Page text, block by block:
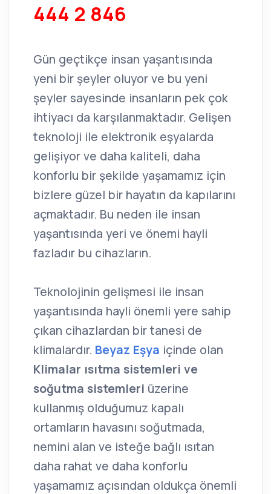
444 2 846
Gün geçtikçe insan yaşantısında
yeni bir şeyler oluyor ve bu yeni
şeyler sayesinde insanların pek çok
ihtiyacı da karşılanmaktadır. Gelişen
teknoloji ile elektronik eşyalarda
gelişiyor ve daha kaliteli, daha
konforlu bir şekilde yaşamamız için
bizlere güzel bir hayatın da kapılarını
açmaktadır. Bu neden ile insan
yaşantısında yeri ve önemi hayli
fazladır bu cihazların.
Teknolojinin gelişmesi ile insan
yaşantısında hayli önemli yere sahip
çıkan cihazlardan bir tanesi de
klimalardır. Beyaz Eşya içinde olan
Klimalar ısıtma sistemleri ve
soğutma sistemleri üzerine
kullanmış olduğumuz kapalı
ortamların havasını soğutmada,
nemini alan ve isteğe bağlı ısıtan
daha rahat ve daha konforlu
yaşamamız açısından oldukça önemli